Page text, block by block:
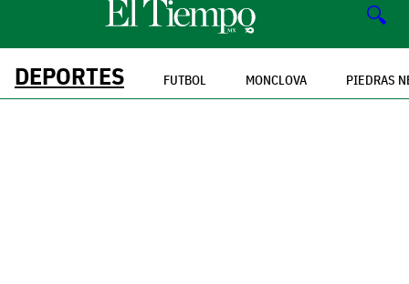
🔍
DEPORTES FUTBOL MONCLOVA PIEDRAS